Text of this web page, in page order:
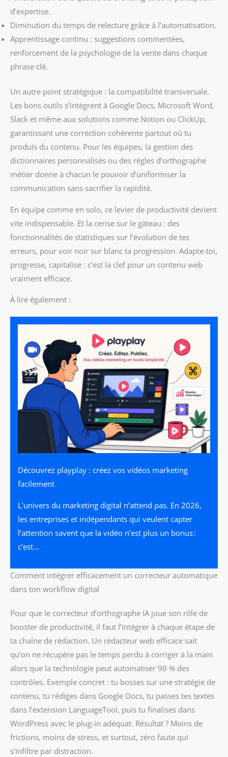
d’expertise.
Diminution du temps de relecture grâce à l’automatisation.
Apprentissage continu : suggestions commentées,
renforcement de la psychologie de la vente dans chaque
phrase clé.
Un autre point stratégique : la compatibilité transversale.
Les bons outils s’intègrent à Google Docs, Microsoft Word,
Slack et même aux solutions comme Notion ou ClickUp,
garantissant une correction cohérente partout où tu
produis du contenu. Pour les équipes, la gestion des
dictionnaires personnalisés ou des règles d’orthographe
métier donne à chacun le pouvoir d’uniformiser la
communication sans sacrifier la rapidité.
En équipe comme en solo, ce levier de productivité devient
vite indispensable. Et la cerise sur le gâteau : des
fonctionnalités de statistiques sur l’évolution de tes
erreurs, pour voir noir sur blanc ta progression. Adapte-toi,
progresse, capitalise : c’est la clef pour un contenu web
vraiment efficace.
À lire également :
Découvrez playplay : créez vos vidéos marketing
facilement
L’univers du marketing digital n’attend pas. En 2026,
les entreprises et indépendants qui veulent capter
l’attention savent que la vidéo n’est plus un bonus :
c’est…
Comment intégrer efficacement un correcteur automatique
dans ton workflow digital
Pour que le correcteur d’orthographe IA joue son rôle de
booster de productivité, il faut l’intégrer à chaque étape de
ta chaîne de rédaction. Un rédacteur web efficace sait
qu’on ne récupère pas le temps perdu à corriger à la main
alors que la technologie peut automatiser 90 % des
contrôles. Exemple concret : tu bosses sur une stratégie de
contenu, tu rédiges dans Google Docs, tu passes tes textes
dans l’extension LanguageTool, puis tu finalises dans
WordPress avec le plug-in adéquat. Résultat ? Moins de
frictions, moins de stress, et surtout, zéro faute qui
s’infiltre par distraction.